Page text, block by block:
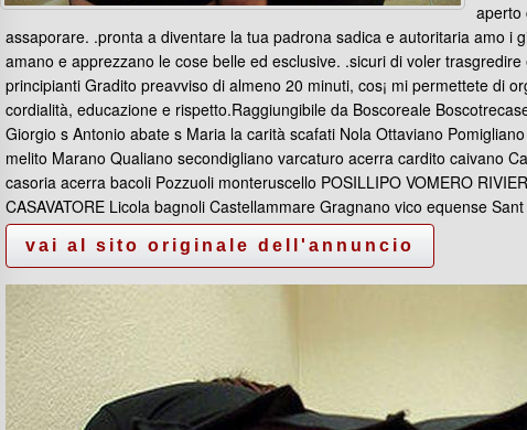
aperto
assaporare. .pronta a diventare la tua padrona sadica e autoritaria amo i
amano e apprezzano le cose belle ed esclusive. .sicuri di voler
principianti Gradito preavviso di almeno 20 minuti, cos¡ mi permettete di
cordialità, educazione e rispetto.Raggiungibile da Boscoreale
Giorgio s Antonio abate s Maria la carità scafati Nola Ottaviano
melito Marano Qualiano secondigliano varcaturo acerra cardito caivano
casoria acerra bacoli Pozzuoli monteruscello POSILLIPO VOMERO
CASAVATORE Licola bagnoli Castellammare Gragnano vico equense